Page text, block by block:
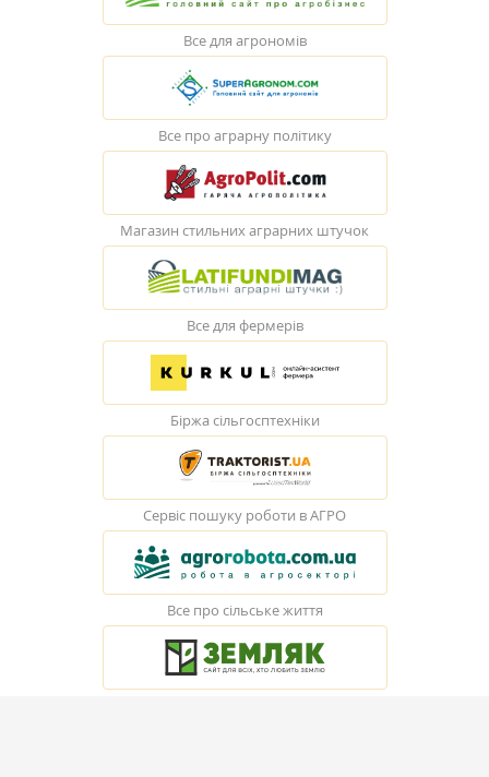
Все для агрономів
Все про аграрну політику
Магазин стильних аграрних штучок
Все для фермерів
Біржа сільгосптехніки
Сервіс пошуку роботи в АГРО
Все про сільське життя